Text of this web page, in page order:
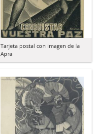
Tarjeta postal con imagen de la
Apra